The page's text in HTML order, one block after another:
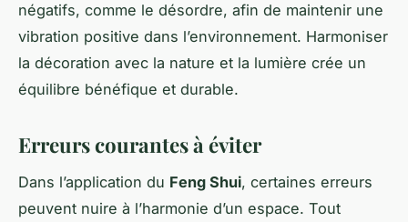
négatifs, comme le désordre, afin de maintenir une
vibration positive dans l’environnement. Harmoniser
la décoration avec la nature et la lumière crée un
équilibre bénéfique et durable.
Erreurs courantes à éviter
Dans l’application du Feng Shui, certaines erreurs
peuvent nuire à l’harmonie d’un espace. Tout